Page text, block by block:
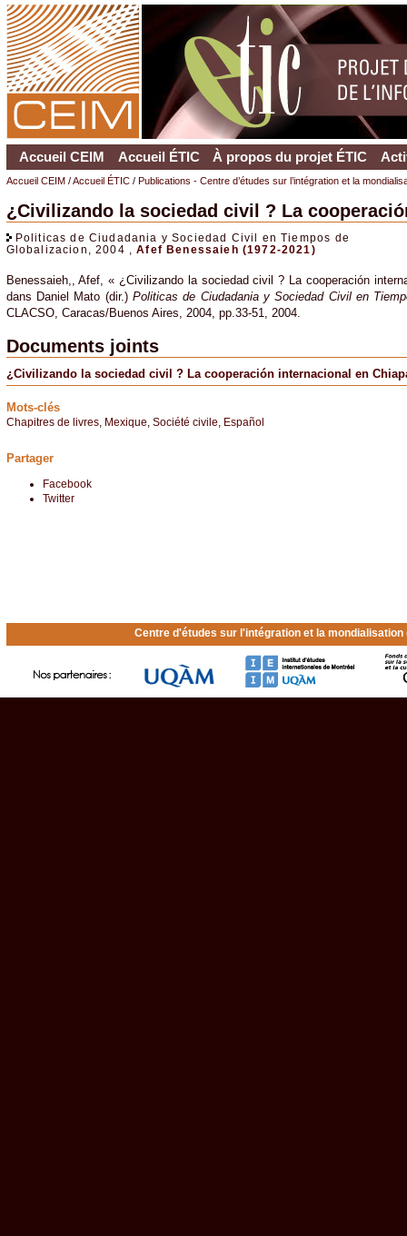
Accueil CEIM Accueil ÉTIC À propos du projet ÉTIC
Accueil CEIM/Accueil ÉTIC/ Publications - Centre d’études sur l’intégration et la
¿Civilizando la sociedad civil ? La
Politicas de Ciudadania y Sociedad Civil en Tiempos de
Globalizacion, 2004 ,Afef Benessaieh (1972-2021)
Benessaieh,, Afef, « ¿Civilizando la sociedad civil ? La cooperación
dans Daniel Mato (dir.) Politicas de Ciudadania y Sociedad Civil en
CLACSO, Caracas/Buenos Aires, 2004, pp.33-51, 2004.
Documents joints
¿Civilizando la sociedad civil ? La cooperación internacional en
Mots-clés
Chapitres de livres, Mexique Société civile Español
Partager
Facebook
Twitter
Centre d'études sur l'intégration et la mondialisation